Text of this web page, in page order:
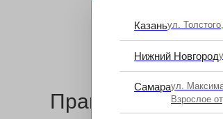
Прайс
Казаньул.
Нижний Новгород
Самараул.
Взрослое